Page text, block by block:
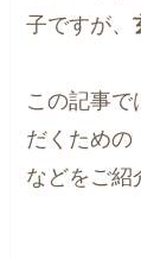
子ですが、
この記事で
だくための
などをご紹